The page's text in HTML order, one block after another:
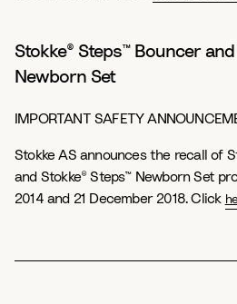
Stokke® Steps™ Bouncer
Newborn Set
IMPORTANT SAFETY
Stokke AS announces the recall of
and Stokke® Steps™ Newborn Set
2014 and 21 December 2018. Click